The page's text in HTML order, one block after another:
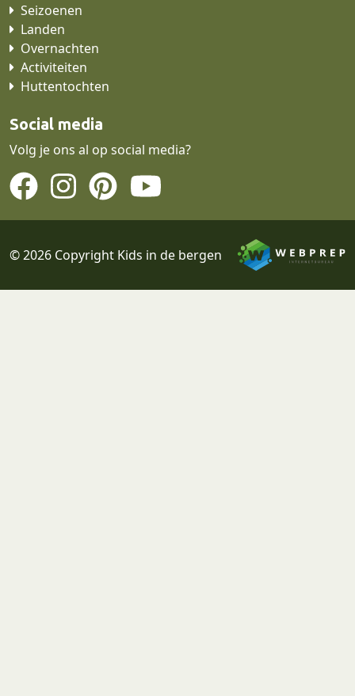
Seizoenen
Landen
Overnachten
Activiteiten
Huttentochten
Social media
Volg je ons al op social media?
© 2026 Copyright Kids in de bergen